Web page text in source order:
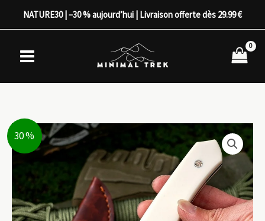
NATURE30 | –30 % aujourd’hui | Livraison offerte dès 29.99 €
30 %